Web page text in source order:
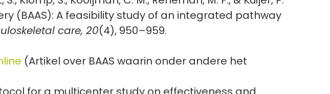
(BAAS): A feasibility study of an integrated pathway
care, 20(4), 950–959.
(Artikel over BAAS waarin onder andere het